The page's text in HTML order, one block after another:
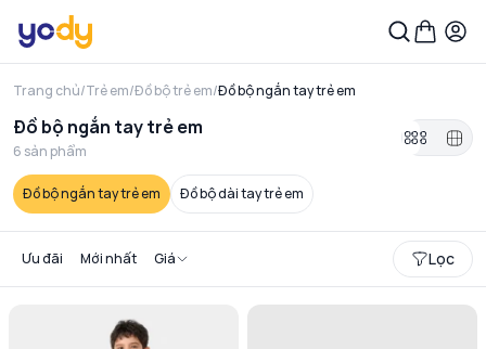
Trang chủ/Trẻ em/Đồ bộ trẻ em/Đồ bộ ngắn tay trẻ em
Đồ bộ ngắn tay trẻ em
6 sản phẩm
Đồ bộ ngắn tay trẻ em Đồ bộ dài tay trẻ em
Ưu đãi Mới nhất Giá Lọc